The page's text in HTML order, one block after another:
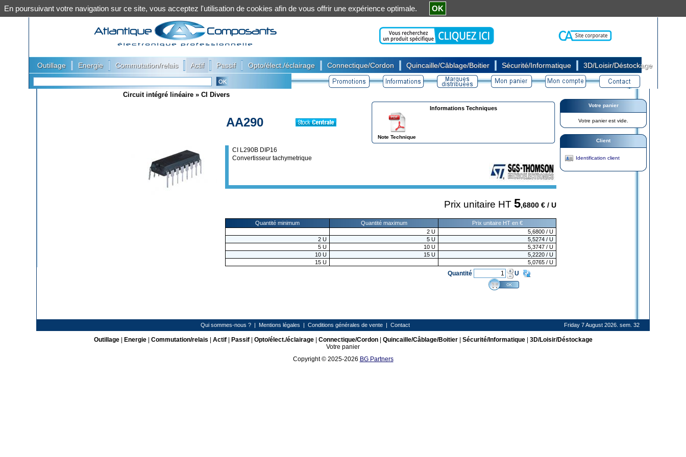
Outillage Energie Commutation/relais Actif Passif Opto/élect./éclairage Connectique/Cordon Quincaille/Câblage/Boitier Sécurité/Informatique 3D/Loisir/Déstockage
Circuit intégré linéaire » CI Divers
AA290
Informations Techniques
Note Technique
CI L290B DIP16
Convertisseur tachymetrique
Prix unitaire HT 5,6800 € / U
Quantité minimum Quantité maximum
Prix unitaire HT en €
2 U 5,6800 / U
2 U 5 U 5,5274 / U
5 U 10 U 5,3747 / U
10 U 15 U 5,2220 / U
15 U 5,0765 / U
Quantité U
Votre panier
Votre panier est vide.
Client
Identification client
Qui sommes-nous ? | Mentions légales | Conditions générales de vente | Contact Friday 7 August 2026. sem. 32
Outillage| Energie| Commutation/relais Actif| Passif| Opto/élect./éclairage| Connectique/Cordon| Quincaille/Câblage/Boitier| Sécurité/Informatique| 3D/Loisir/Déstockage
Votre panier
Copyright © 2025-2026 BG Partners
En poursuivant votre navigation sur ce site, vous acceptez l'utilisation de cookies afin de vous offrir une expérience optimale. OK